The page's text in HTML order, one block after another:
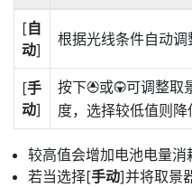
[自
动]
根据光线条件自动调
[手
动]
按下1或3可调整取
度，选择较低值则降
较高值会增加电池电量消
若当选择[手动]并将取景